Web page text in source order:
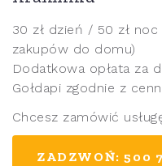
30 zł dzień / 50 zł noc
zakupów do domu)
Dodatkowa opłata za
Gołdapi zgodnie z
Chcesz zamówić
ZADZWOŃ: 500